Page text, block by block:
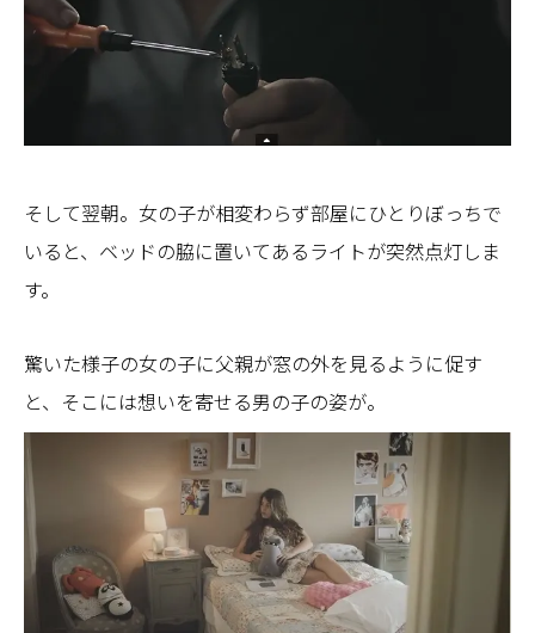
そして翌朝。女の子が相変わらず部屋にひとりぼっちで
いると、ベッドの脇に置いてあるライトが突然点灯しま
す。
驚いた様子の女の子に父親が窓の外を見るように促す
と、そこには想いを寄せる男の子の姿が。